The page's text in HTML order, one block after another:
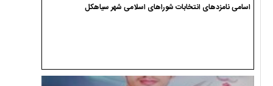
اسامی نامزدهای انتخابات شوراهای اسلامی شهر سیاهکل